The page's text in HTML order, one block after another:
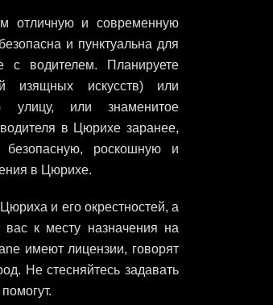
отличную и современную
и пунктуальна для
с водителем. Планируете
изящных искусств) или
улицу, или знаменитое
в Цюрихе заранее,
безопасную, роскошную и
в Цюрихе.
и его окрестностей, а
к месту назначения на
имеют лицензии, говорят
Не стесняйтесь задавать